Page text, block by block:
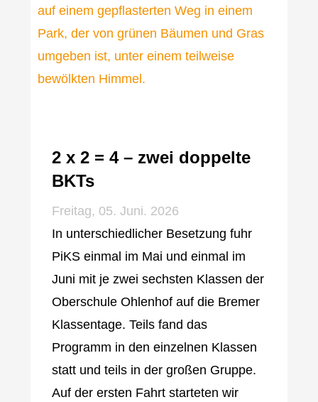
2 x 2 = 4 – zwei doppelte
BKTs
Freitag, 05. Juni. 2026
In unterschiedlicher Besetzung fuhr
PiKS einmal im Mai und einmal im
Juni mit je zwei sechsten Klassen der
Oberschule Ohlenhof auf die Bremer
Klassentage. Teils fand das
Programm in den einzelnen Klassen
statt und teils in der großen Gruppe.
Auf der ersten Fahrt starteten wir